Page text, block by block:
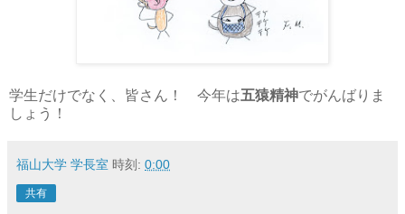
学生だけでなく、皆さん！ 今年は五猿精神でがんばりま
しょう！
福山大学 学長室 時刻: 0:00
共有